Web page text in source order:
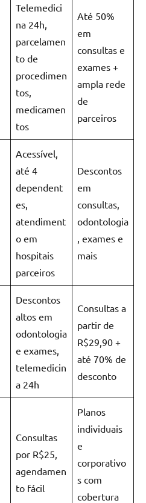
Telemedici
na 24h,
parcelamen
to de
procedimen
tos,
medicamen
tos
Até 50%
em
consultas e
exames +
ampla rede
de
parceiros
Acessível,
até 4
dependent
es,
atendiment
o em
hospitais
parceiros
Descontos
em
consultas,
odontologia
, exames e
mais
Descontos
altos em
odontologia
e exames,
telemedicin
a 24h
Consultas a
partir de
R$29,90 +
até 70% de
desconto
Consultas
por R$25,
agendamen
to fácil
Planos
individuais
e
corporativo
s com
cobertura